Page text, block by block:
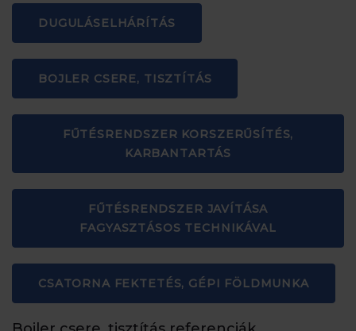
DUGULÁSELHÁRÍTÁS
BOJLER CSERE, TISZTÍTÁS
FŰTÉSRENDSZER KORSZERŰSÍTÉS,
KARBANTARTÁS
FŰTÉSRENDSZER JAVÍTÁSA
FAGYASZTÁSOS TECHNIKÁVAL
CSATORNA FEKTETÉS, GÉPI FÖLDMUNKA